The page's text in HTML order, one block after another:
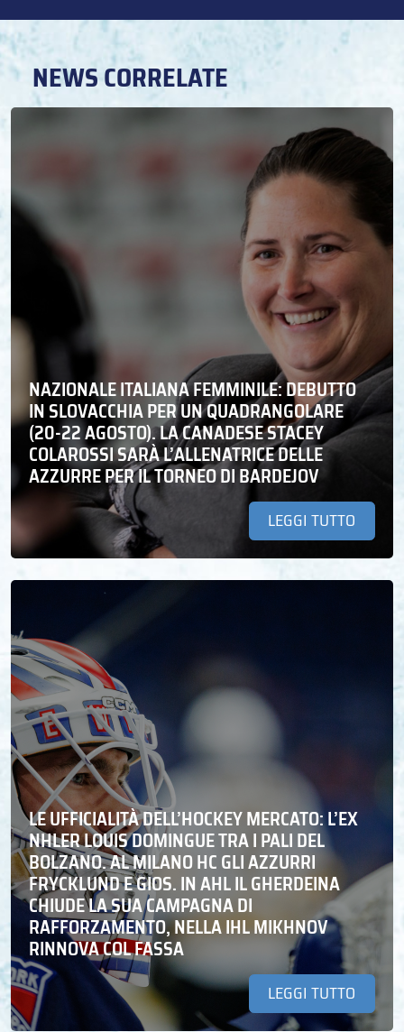
NEWS CORRELATE
NAZIONALE ITALIANA FEMMINILE: DEBUTTO
IN SLOVACCHIA PER UN QUADRANGOLARE
(20-22 AGOSTO). LA CANADESE STACEY
COLAROSSI SARÀ L’ALLENATRICE DELLE
AZZURRE PER IL TORNEO DI BARDEJOV
LEGGI TUTTO
LE UFFICIALITÀ DELL’HOCKEY MERCATO: L’EX
NHLER LOUIS DOMINGUE TRA I PALI DEL
BOLZANO. AL MILANO HC GLI AZZURRI
FRYCKLUND E GIOS. IN AHL IL GHERDEINA
CHIUDE LA SUA CAMPAGNA DI
RAFFORZAMENTO, NELLA IHL MIKHNOV
RINNOVA COL FASSA
LEGGI TUTTO